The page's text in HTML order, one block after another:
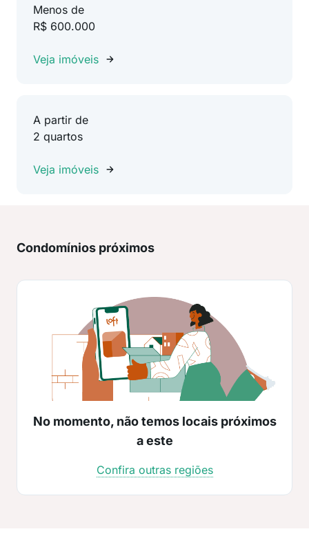
Menos de
R$ 600.000
Veja imóveis
A partir de
2 quartos
Veja imóveis
Condomínios próximos
No momento, não temos locais próximos
a este
Confira outras regiões